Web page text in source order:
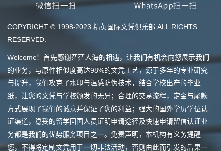
COPYRIGHT © 1998-2023 精英国际文凭俱乐部 ALL RIGHTS
RESERVED.
Welcome！首先感谢茫茫人海的相遇，让我们有机会向您展示我们
的业务，与原件相似度高达98%的文凭工艺，源于多年的专业研究
与提升，我们攻克了水印与温感防伪技术，结合学校出产的毕业
纸，让您的文凭与学校颁发的无异；合理的交易流程，定金与尾款
方式展现了我们的诚意并保证了您的利益；强大的国外学历学位认
证渠道，稳妥的留学回国人员证明申请途径及快速申请留信认证业
务都是我们的优势服务项目之一。免责声明，本机构有义务提醒
您，不得将定制文凭用于一切非法活动，否则由此而引发的后果一